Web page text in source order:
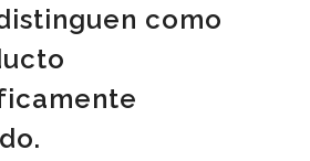
como